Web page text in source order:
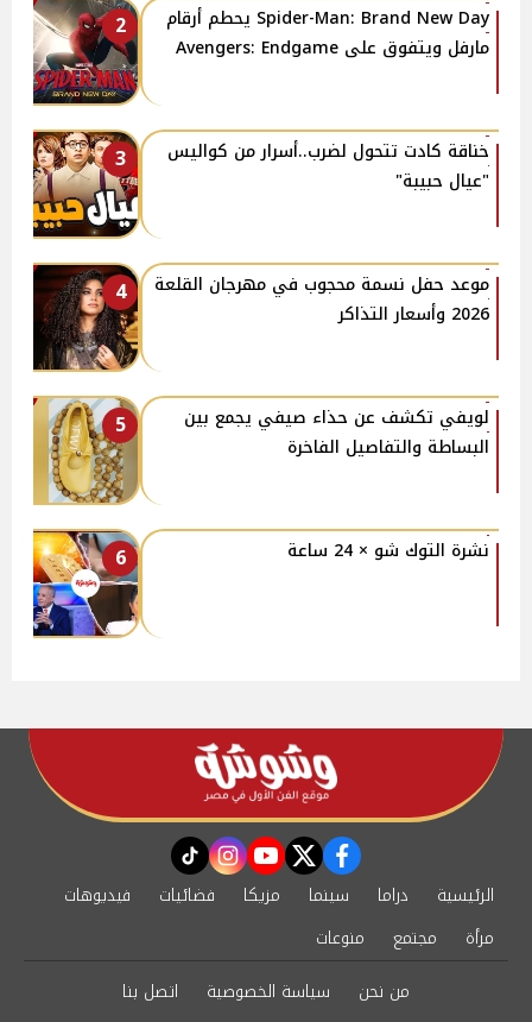
2
Spider-Man: Brand New Day يحطم أرقام
مارفل ويتفوق على Avengers: Endgame
3
خناقة كادت تتحول لضرب..أسرار من كواليس
"عيال حبيبة"
4
موعد حفل نسمة محجوب في مهرجان القلعة
2026 وأسعار التذاكر
5
لويفي تكشف عن حذاء صيفي يجمع بين
البساطة والتفاصيل الفاخرة
6 نشرة التوك شو × 24 ساعة
facebook
twitter
youtube
instagram
tiktok
الرئيسية دراما سينما مزيكا فضائيات
فيديوهات
مرأة
مجتمع
منوعات
من نحن
سياسة الخصوصية اتصل بنا